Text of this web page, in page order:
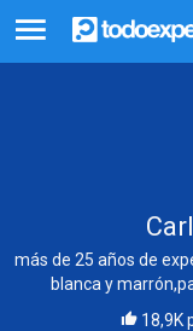
más de 25 años de
blanca y
18,9K